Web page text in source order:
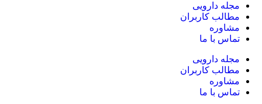
مجله دارویی
مطالب کاربران
مشاوره
تماس با ما
مجله دارویی
مطالب کاربران
مشاوره
تماس با ما